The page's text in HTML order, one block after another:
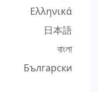
Ελληνικά
日本語
বাংলা
Български